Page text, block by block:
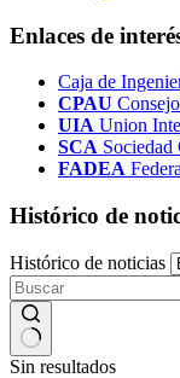
Enlaces de
Caja de
CPAU
UIA Union
SCA Sociedad
FADEA
Histórico de
Histórico de noticias
Sin resultados